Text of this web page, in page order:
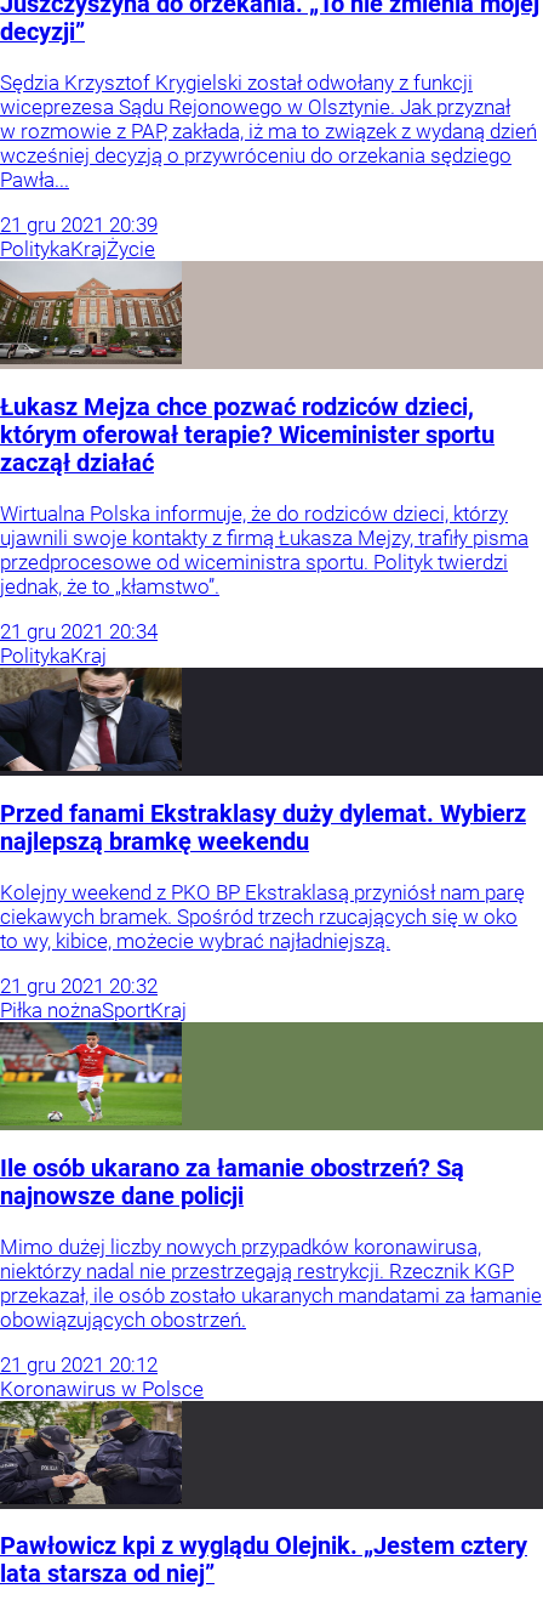
decyzji”
Sędzia Krzysztof Krygielski został odwołany z funkcji
wiceprezesa Sądu Rejonowego w Olsztynie. Jak przyznał
w rozmowie z PAP, zakłada, iż ma to związek z wydaną dzień
wcześniej decyzją o przywróceniu do orzekania sędziego
Pawła...
21 gru 2021 20:39
PolitykaKrajŻycie
Łukasz Mejza chce pozwać rodziców dzieci,
którym oferował terapie? Wiceminister sportu
zaczął działać
Wirtualna Polska informuje, że do rodziców dzieci, którzy
ujawnili swoje kontakty z firmą Łukasza Mejzy, trafiły pisma
przedprocesowe od wiceministra sportu. Polityk twierdzi
jednak, że to „kłamstwo”.
21 gru 2021 20:34
PolitykaKraj
Przed fanami Ekstraklasy duży dylemat. Wybierz
najlepszą bramkę weekendu
Kolejny weekend z PKO BP Ekstraklasą przyniósł nam parę
ciekawych bramek. Spośród trzech rzucających się w oko
to wy, kibice, możecie wybrać najładniejszą.
21 gru 2021 20:32
Piłka nożnaSportKraj
Ile osób ukarano za łamanie obostrzeń? Są
najnowsze dane policji
Mimo dużej liczby nowych przypadków koronawirusa,
niektórzy nadal nie przestrzegają restrykcji. Rzecznik KGP
przekazał, ile osób zostało ukaranych mandatami za łamanie
obowiązujących obostrzeń.
21 gru 2021 20:12
Koronawirus w Polsce
Pawłowicz kpi z wyglądu Olejnik. „Jestem cztery
lata starsza od niej”